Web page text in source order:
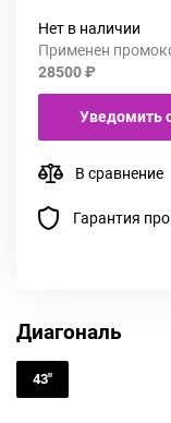
Нет в наличии
Применен
28500 ₽
Уведомить
В сравнение
Гарантия
Диагональ
43"